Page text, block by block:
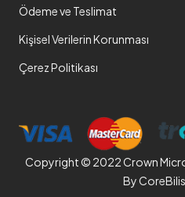
Ödeme ve Teslimat
Kişisel Verilerin Korunması
Çerez Politikası
Copyright © 2022 Crown Micro
By